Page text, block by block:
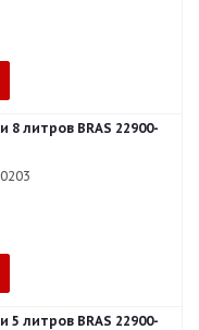
литров BRAS 22900-
литров BRAS 22900-